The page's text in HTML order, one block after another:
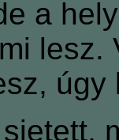
a
lesz.